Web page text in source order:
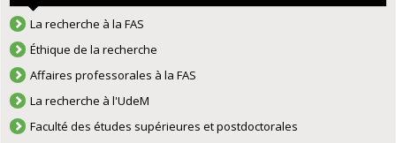
La recherche à la FAS
Éthique de la recherche
Affaires professorales à la FAS
La recherche à l'UdeM
Faculté des études supérieures et postdoctorales